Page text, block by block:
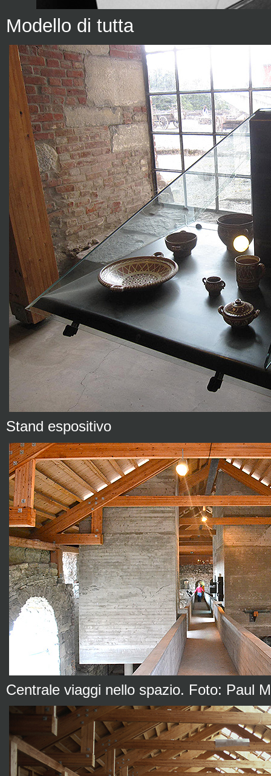
Modello di tutta
Stand espositivo
Centrale viaggi nello spazio. Foto: Paul